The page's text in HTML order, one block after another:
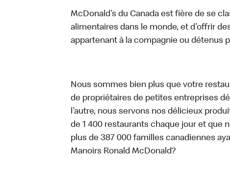
McDonald’s du Canada est fière de se
alimentaires dans le monde, et d’offrir
appartenant à la compagnie ou détenus
Nous sommes bien plus que votre
de propriétaires de petites entreprises
l’autre, nous servons nos délicieux
de 1 400 restaurants chaque jour et que
plus de 387 000 familles canadiennes
Manoirs Ronald McDonald?